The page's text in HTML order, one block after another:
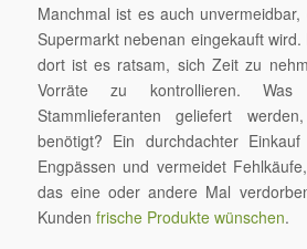
Manchmal ist es auch
Supermarkt nebenan eingekauft
dort ist es ratsam, sich Zeit zu
Vorräte zu kontrollieren.
Stammlieferanten geliefert
benötigt? Ein durchdachter
Engpässen und vermeidet
das eine oder andere Mal
Kunden frische Produkte wünschen.